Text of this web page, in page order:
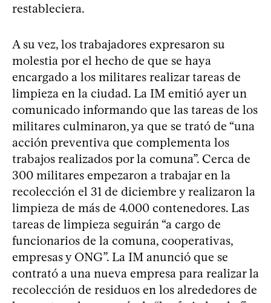
restableciera.
A su vez, los trabajadores expresaron su
molestia por el hecho de que se haya
encargado a los militares realizar tareas de
limpieza en la ciudad. La IM emitió ayer un
comunicado informando que las tareas de los
militares culminaron, ya que se trató de “una
acción preventiva que complementa los
trabajos realizados por la comuna”. Cerca de
300 militares empezaron a trabajar en la
recolección el 31 de diciembre y realizaron la
limpieza de más de 4.000 contenedores. Las
tareas de limpieza seguirán “a cargo de
funcionarios de la comuna, cooperativas,
empresas y ONG”. La IM anunció que se
contrató a una nueva empresa para realizar la
recolección de residuos en los alrededores de